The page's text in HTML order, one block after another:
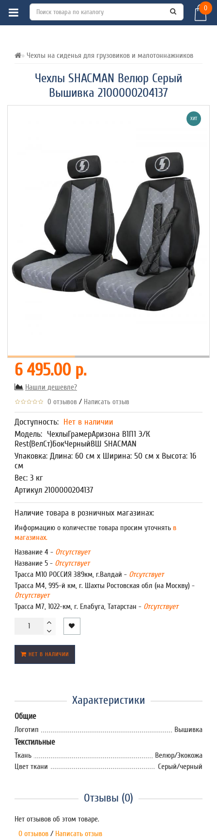
0
Чехлы на сиденья для грузовиков и малотоннажников
Чехлы SHACMAN Велюр Серый
Вышивка 2100000204137
ВСЕ О ТОВАРЕ ХАРАКТЕРИСТИКИ
ХИТ
6 495.00 р.
Нашли дешевле?
0 отзывов / Написать отзыв
Доступность: Нет в наличии
Модель: ЧехлыГрамерАризона В1П1 Э/К
Rest(ВелСт)БокЧерныйВШ SHACMAN
Упаковка: Длина: 60 см x Ширина: 50 см x Высота: 16
см
Вес: 3 кг
Артикул 2100000204137
Наличие товара в розничных магазинах:
Информацию о количестве товара просим уточнять в
магазинах.
Название 4 - Отсутствует
Название 5 - Отсутствует
Трасса М10 РОССИЯ 389км, г.Валдай - Отсутствует
Трасса М4, 995-й км, г. Шахты Ростовская обл (на Москву) -
Отсутствует
Трасса М7, 1022-км, г. Елабуга, Татарстан - Отсутствует
НЕТ В НАЛИЧИИ
Характеристики
Общие
Логотип Вышивка
Текстильные
Ткань
Велюр/Экокожа
Цвет ткани
Серый/черный
Отзывы (0)
Нет отзывов об этом товаре.
0 отзывов / Написать отзыв